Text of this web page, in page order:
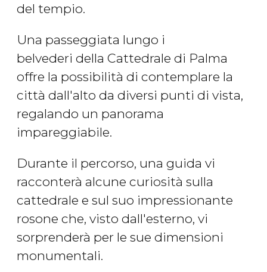
del tempio.
Una passeggiata lungo i
belvederi della Cattedrale di Palma
offre la possibilità di contemplare la
città dall'alto da diversi punti di vista,
regalando un panorama
impareggiabile.
Durante il percorso, una guida vi
racconterà alcune curiosità sulla
cattedrale e sul suo impressionante
rosone che, visto dall'esterno, vi
sorprenderà per le sue dimensioni
monumentali.